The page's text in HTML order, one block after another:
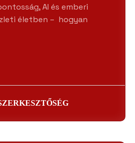
AI és emberi
életben – hogyan